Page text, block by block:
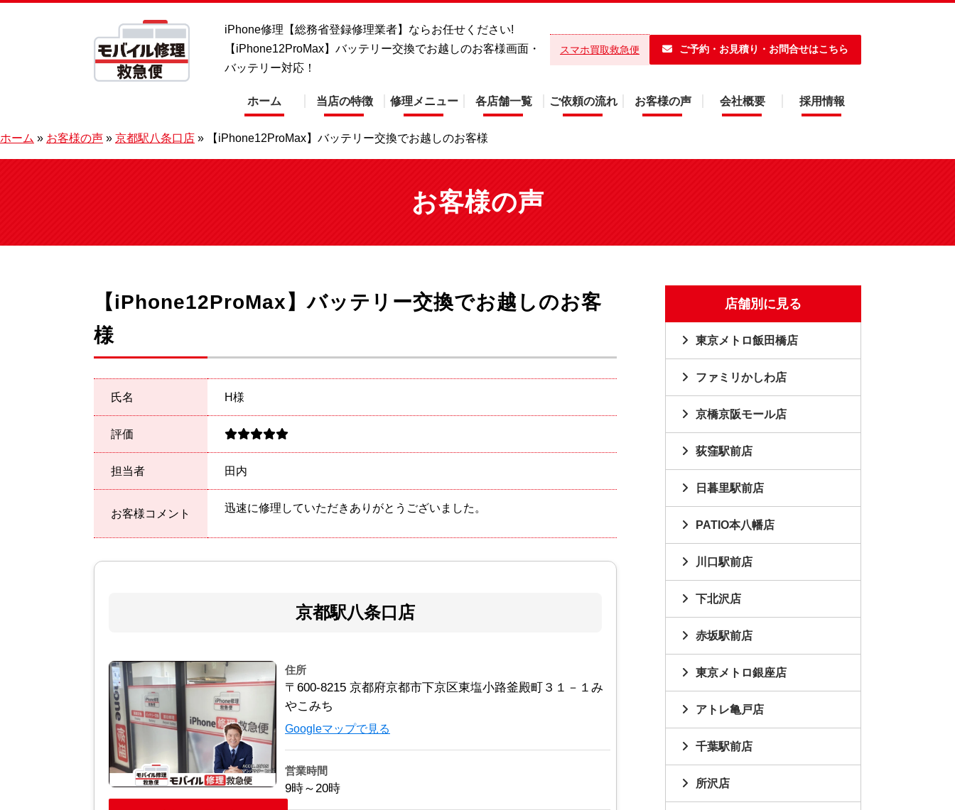
iPhone修理【総務省登録修理業者】ならお任せください!
【iPhone12ProMax】バッテリー交換でお越しのお客様画面・
バッテリー対応！
スマホ買取救急便 ご予約・お見積り・お問合せはこちら
ホーム 当店の特徴 修理メニュー 各店舗一覧 ご依頼の流れ お客様の声 会社概要 採用情報
ホーム » お客様の声 » 京都駅八条口店 » 【iPhone12ProMax】バッテリー交換でお越しのお客様
お客様の声
【iPhone12ProMax】バッテリー交換でお越しのお客
様
氏名 H様
評価
担当者 田内
お客様コメント 迅速に修理していただきありがとうございました。
京都駅八条口店
住所
〒600-8215 京都府京都市下京区東塩小路釜殿町３１－１み
やこみち
Googleマップで見る
営業時間
9時～20時
店舗別に見る
東京メトロ飯田橋店
ファミリかしわ店
京橋京阪モール店
荻窪駅前店
日暮里駅前店
PATIO本八幡店
川口駅前店
下北沢店
赤坂駅前店
東京メトロ銀座店
アトレ亀戸店
千葉駅前店
所沢店